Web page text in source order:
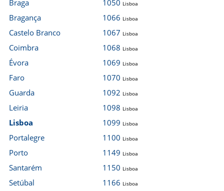
Braga
Bragança
Castelo Branco
Coimbra
Évora
Faro
Guarda
Leiria
Lisboa
Portalegre
Porto
Santarém
Setúbal
1050 Lisboa
1066 Lisboa
1067 Lisboa
1068 Lisboa
1069 Lisboa
1070 Lisboa
1092 Lisboa
1098 Lisboa
1099 Lisboa
1100 Lisboa
1149 Lisboa
1150 Lisboa
1166 Lisboa